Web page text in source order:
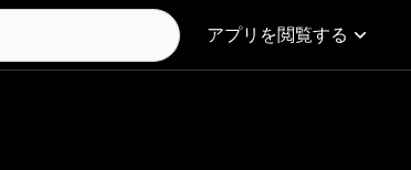
アプリを閲覧する